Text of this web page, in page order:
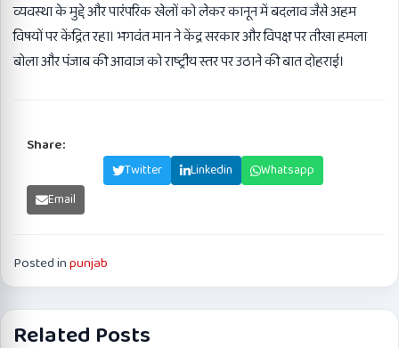
व्यवस्था के मुद्दे और पारंपरिक खेलों को लेकर कानून में बदलाव जैसे अहम
विषयों पर केंद्रित रहा। भगवंत मान ने केंद्र सरकार और विपक्ष पर तीखा हमला
बोला और पंजाब की आवाज को राष्ट्रीय स्तर पर उठाने की बात दोहराई।
Share:
Twitter Linkedin
Whatsapp
Email
Posted inpunjab
Related Posts